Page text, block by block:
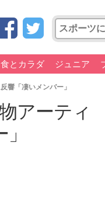
食とカラダ ジュニア
響「凄いメンバー」
アーティ